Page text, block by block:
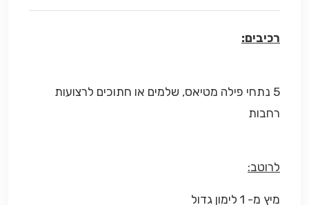
רכיבים:
5 נתחי פילה מטיאס, שלמים או חתוכים לרצועות
רחבות
לרוטב:
מיץ מ- 1 לימון גדול